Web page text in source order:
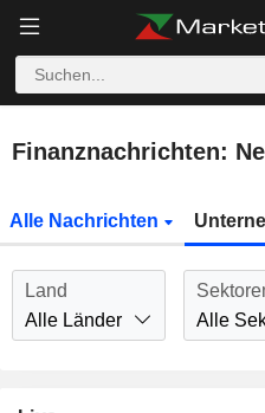
Finanznachrichten:
Alle Nachrichten
Land
Alle Länder
Alle